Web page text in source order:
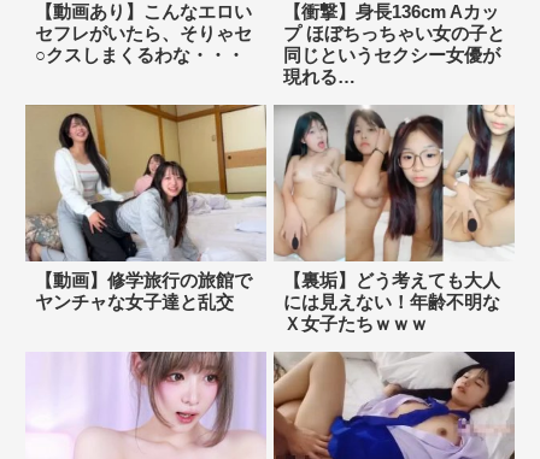
【動画あり】こんなエロい
セフレがいたら、そりゃセ
○クスしまくるわな・・・
【衝撃】身長136cm Aカッ
プ ほぼちっちゃい女の子と
同じというセクシー女優が
現れる…
【動画】修学旅行の旅館で
ヤンチャな女子達と乱交
【裏垢】どう考えても大人
には見えない！年齢不明な
Ｘ女子たちｗｗｗ